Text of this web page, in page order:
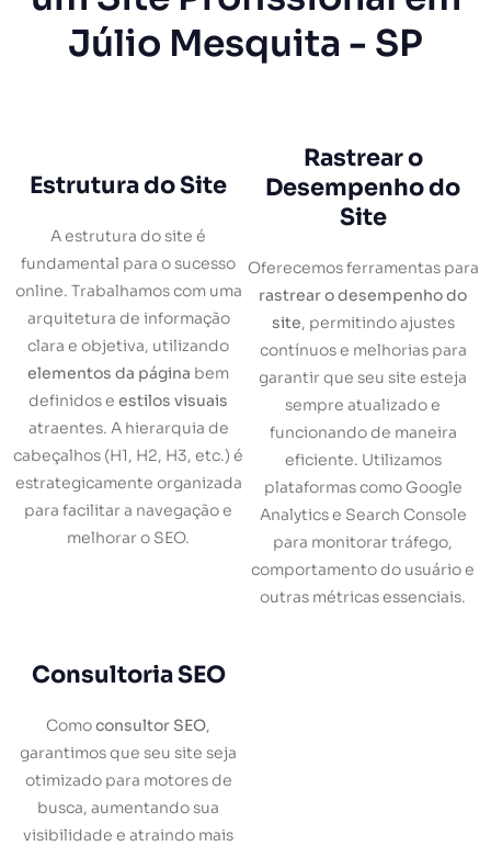
Júlio Mesquita - SP
Estrutura do Site
A estrutura do site é
fundamental para o sucesso
online. Trabalhamos com uma
arquitetura de informação
clara e objetiva, utilizando
elementos da página bem
definidos e estilos visuais
atraentes. A hierarquia de
cabeçalhos (H1, H2, H3, etc.) é
estrategicamente organizada
para facilitar a navegação e
melhorar o SEO.
Rastrear o
Desempenho do
Site
Oferecemos ferramentas para
rastrear o desempenho do
site, permitindo ajustes
contínuos e melhorias para
garantir que seu site esteja
sempre atualizado e
funcionando de maneira
eficiente. Utilizamos
plataformas como Google
Analytics e Search Console
para monitorar tráfego,
comportamento do usuário e
outras métricas essenciais.
Consultoria SEO
Comoconsultor SEO,
garantimos que seu site seja
otimizado para motores de
busca, aumentando sua
visibilidade e atraindo mais